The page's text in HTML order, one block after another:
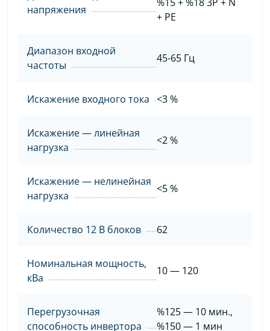
напряжения
+ PE
Диапазон входной
частоты
45-65 Гц
Искажение входного тока <3 %
Искажение — линейная
нагрузка
<2 %
Искажение — нелинейная
нагрузка
<5 %
Количество 12 В блоков 62
Номинальная мощность,
кВа
10 — 120
Перегрузочная
способность инвертора
%125 — 10 мин.,
%150 — 1 мин